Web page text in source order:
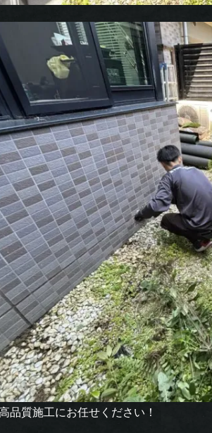
品質施工にお任せください！